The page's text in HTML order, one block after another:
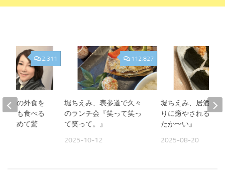
112,827
堀ちえみ、表参道で久々
のランチ会『笑って笑っ
て笑って。』
2025-10-12
堀ちえみ、居酒屋
りに癒やされる夜
たか〜い』
2025-08-20
2,311
夫との外食を
よりも食べる
て改めて驚